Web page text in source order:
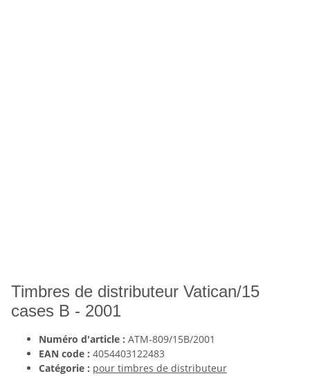
Timbres de distributeur Vatican/15
cases B - 2001
Numéro d'article : ATM-809/15B/2001
EAN code : 4054403122483
Catégorie : pour timbres de distributeur